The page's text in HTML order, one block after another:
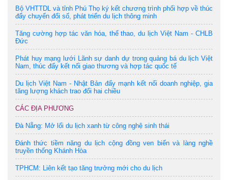
Bộ VHTTDL và tỉnh Phú Thọ ký kết chương trình phối hợp về thúc
đẩy chuyển đổi số, phát triển du lịch thông minh
Tăng cường hợp tác văn hóa, thể thao, du lịch Việt Nam - CHLB
Đức
Phát huy mạng lưới Lãnh sự danh dự trong quảng bá du lịch Việt
Nam, thúc đẩy kết nối giao thương và hợp tác quốc tế
Du lịch Việt Nam - Nhật Bản đẩy mạnh kết nối doanh nghiệp, gia
tăng lượng khách trao đổi hai chiều
CÁC ĐỊA PHƯƠNG
Đà Nẵng: Mở lối du lịch xanh từ công nghệ sinh thái
Đánh thức tiềm năng du lịch cộng đồng ven biển và làng nghề
truyền thống Khánh Hòa
TPHCM: Liên kết tạo tăng trưởng mới cho du lịch